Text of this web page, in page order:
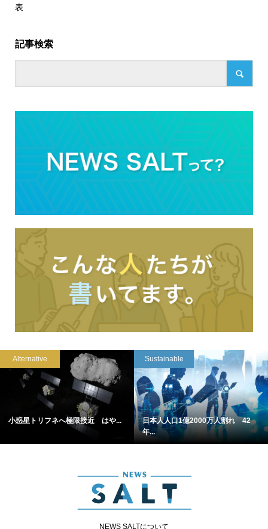
表
記事検索
Alternative
小惑星トリフネへ極限接近 はや...
Sustainable
日本人人口1億2000万人割れ 42
年...
NEWS SALTについて